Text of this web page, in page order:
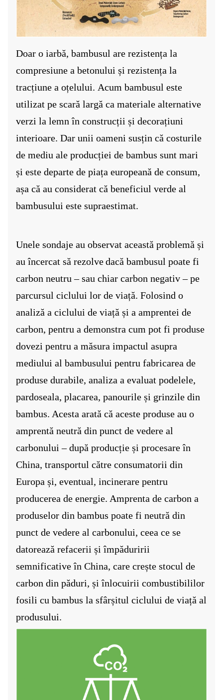
Doar o iarbă, bambusul are rezistența la
compresiune a betonului și rezistența la
tracțiune a oțelului. Acum bambusul este
utilizat pe scară largă ca materiale alternative
verzi la lemn în construcții și decorațiuni
interioare. Dar unii oameni susțin că costurile
de mediu ale producției de bambus sunt mari
și este departe de piața europeană de consum,
așa că au considerat că beneficiul verde al
bambusului este supraestimat.
Unele sondaje au observat această problemă și
au încercat să rezolvedacă bambusul poate fi
carbon neutru – sau chiar carbon negativ – pe
parcursul ciclului lor de viață. Folosind o
analiză a ciclului de viață și a amprentei de
carbon, pentru a demonstra cum pot fi produse
dovezi pentru a măsura impactul asupra
mediului al bambusului pentru fabricarea de
produse durabile, analiza a evaluat podelele,
pardoseala, placarea, panourile și grinzile din
bambus. Acesta arată că aceste produse au o
amprentă neutră din punct de vedere al
carbonului – după producție și procesare în
China, transportul către consumatorii din
Europa și, eventual, incinerare pentru
producerea de energie. Amprenta de carbon a
produselor din bambus poate fi neutră din
punct de vedere al carbonului, ceea ce se
datorează refacerii și împăduririi
semnificative în China, care crește stocul de
carbon din păduri, și înlocuirii combustibililor
fosili cu bambus la sfârșitul ciclului de viață al
produsului.